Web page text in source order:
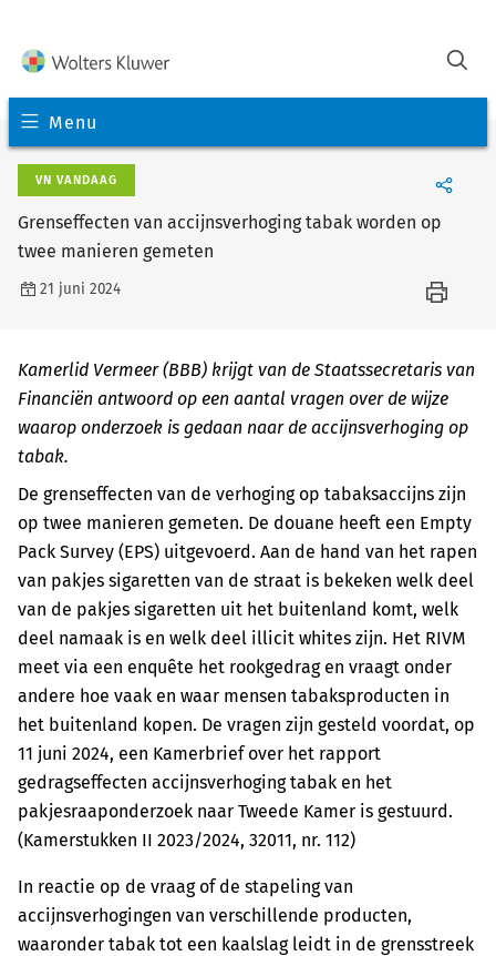
Menu
VN VANDAAG
Grenseffecten van accijnsverhoging tabak worden op
twee manieren gemeten
21 juni 2024
Kamerlid Vermeer (BBB) krijgt van de Staatssecretaris van
Financiën antwoord op een aantal vragen over de wijze
waarop onderzoek is gedaan naar de accijnsverhoging op
tabak.
De grenseffecten van de verhoging op tabaksaccijns zijn
op twee manieren gemeten. De douane heeft een Empty
Pack Survey (EPS) uitgevoerd. Aan de hand van het rapen
van pakjes sigaretten van de straat is bekeken welk deel
van de pakjes sigaretten uit het buitenland komt, welk
deel namaak is en welk deel illicit whites zijn. Het RIVM
meet via een enquête het rookgedrag en vraagt onder
andere hoe vaak en waar mensen tabaksproducten in
het buitenland kopen. De vragen zijn gesteld voordat, op
11 juni 2024, een Kamerbrief over het rapport
gedragseffecten accijnsverhoging tabak en het
pakjesraaponderzoek naar Tweede Kamer is gestuurd.
(Kamerstukken II 2023/2024, 32011, nr. 112)
In reactie op de vraag of de stapeling van
accijnsverhogingen van verschillende producten,
waaronder tabak tot een kaalslag leidt in de grensstreek